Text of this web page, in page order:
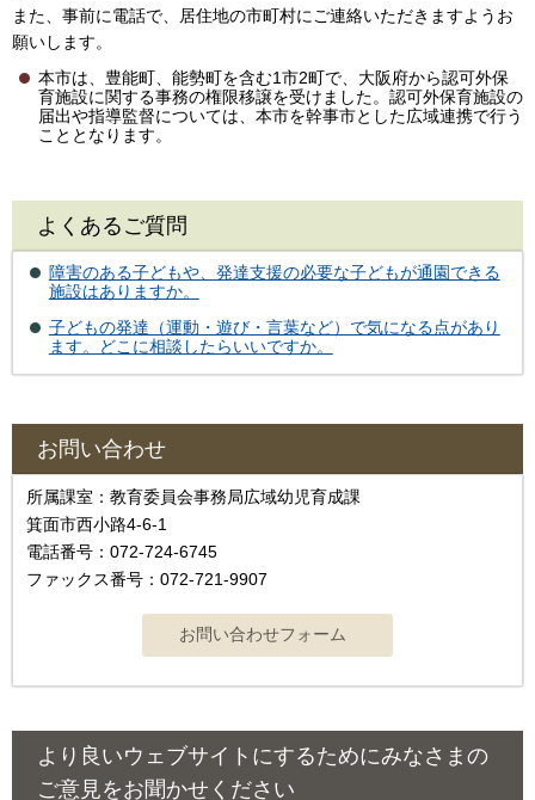
また、事前に電話で、居住地の市町村にご連絡いただきますようお
願いします。
本市は、豊能町、能勢町を含む1市2町で、大阪府から認可外保
育施設に関する事務の権限移譲を受けました。認可外保育施設の
届出や指導監督については、本市を幹事市とした広域連携で行う
こととなります。
よくあるご質問
障害のある子どもや、発達支援の必要な子どもが通園できる
施設はありますか。
子どもの発達（運動・遊び・言葉など）で気になる点があり
ます。どこに相談したらいいですか。
お問い合わせ
所属課室：教育委員会事務局広域幼児育成課
箕面市西小路4-6-1
電話番号：072-724-6745
ファックス番号：072-721-9907
より良いウェブサイトにするためにみなさまの
ご意見をお聞かせください